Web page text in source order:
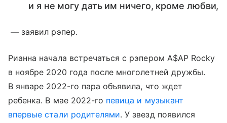
и я не могу дать им ничего, кроме любви,
— заявил рэпер.
Рианна начала встречаться с рэпером A$AP Rocky
в ноябре 2020 года после многолетней дружбы.
В январе 2022-го пара объявила, что ждет
ребенка. В мае 2022-го певица и музыкант
впервые стали родителями. У звезд появился